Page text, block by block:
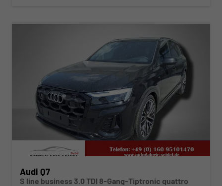
Audi Q7
S line business 3.0 TDI 8-Gang-Tiptronic quattro